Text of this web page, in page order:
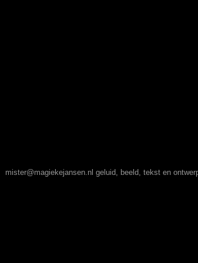
mister@magiekejansen.nl geluid, beeld, tekst en